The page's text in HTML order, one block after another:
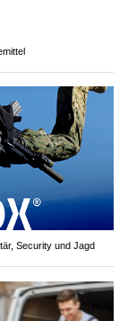
Security und Jagd